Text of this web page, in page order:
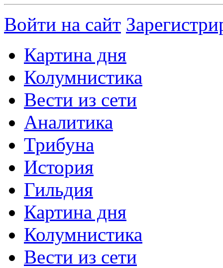
Войти на сайт
Картина дня
Колумнистика
Вести из сети
Аналитика
Трибуна
История
Гильдия
Картина дня
Колумнистика
Вести из сети